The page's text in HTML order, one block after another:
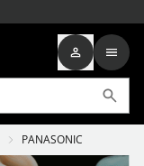
PANASONIC